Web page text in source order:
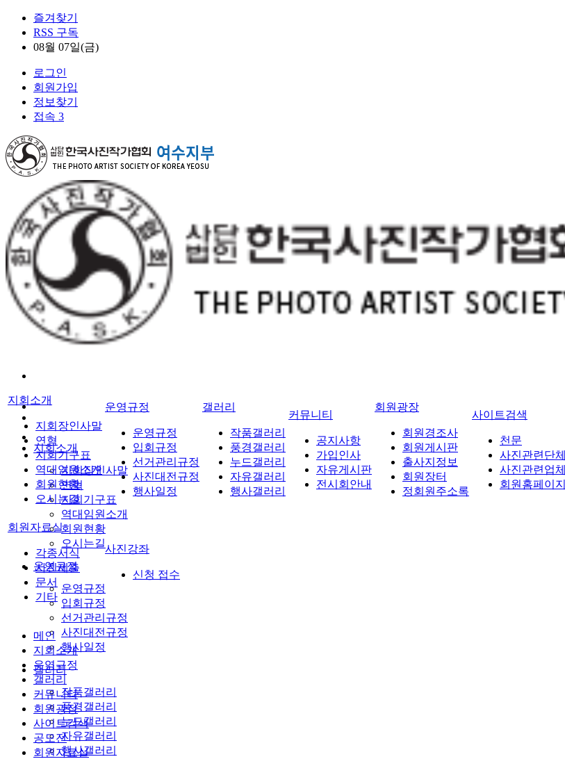
즐겨찾기
RSS 구독
08월 07일(금)
로그인
회원가입
정보찾기
접속 3
지회소개
지회장인사말
연혁
지회기구표
역대임원소개
회원현황
오시는길
운영규정
운영규정
입회규정
선거관리규정
사진대전규정
행사일정
갤러리
작품갤러리
풍경갤러리
누드갤러리
자유갤러리
행사갤러리
지회소개
지회장인사말
연혁
지회기구표
역대임원소개
회원현황
오시는길
운영규정
운영규정
입회규정
선거관리규정
사진대전규정
행사일정
갤러리
작품갤러리
풍경갤러리
누드갤러리
자유갤러리
행사갤러리
커뮤니티
공지사항
가입인사
자유게시판
전시회안내
회원광장
회원경조사
회원게시판
출사지정보
회원장터
정회원주소록
사이트검색
천문
사진관련단체
사진관련업체
회원홈페이지
회원자료실
각종서식
사진제출
문서
기타
사진강좌
신청 접수
메인
지회소개
운영규정
갤러리
커뮤니티
회원광장
사이트검색
공모전
회원자료실